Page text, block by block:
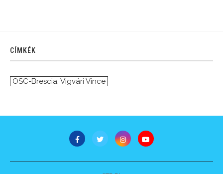
CÍMKÉK
OSC-Brescia, Vigvári Vince